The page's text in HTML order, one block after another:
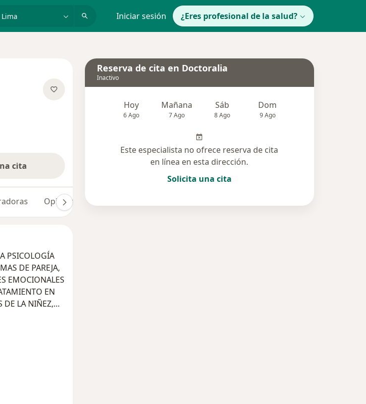
Iniciar sesión ¿Eres profesional de la salud?
cita
Opiniones
PSICOLOGÍA
DE PAREJA,
EMOCIONALES
EN
DE LA NIÑEZ,
Reserva de cita en Doctoralia
Inactivo
Hoy
6 Ago
Mañana
7 Ago
Sáb
8 Ago
Dom
9 Ago
Este especialista no ofrece reserva de cita
en línea en esta dirección.
Solicita una cita